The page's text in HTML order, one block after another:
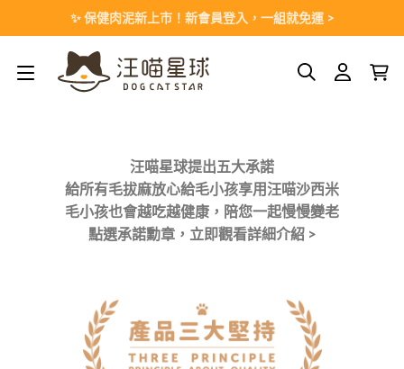
✨ 保健肉泥新上市！新會員登入，一組就免運 >
汪喵星球提出五大承諾
給所有毛拔麻放心給毛小孩享用汪喵沙西米
毛小孩也會越吃越健康，陪您一起慢慢變老
點選承諾勳章，立即觀看詳細介紹 >